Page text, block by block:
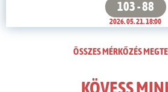
103 - 88
2026. 05. 21. 18:00
ÖSSZES MÉRKŐZÉS